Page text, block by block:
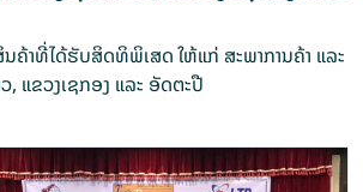
ຄ້າທີ່ໄດ້ຮັບສິດທິພິເສດ ໃຫ້ແກ່ ສະພາການຄ້າ ແລະ
, ແຂວງເຊກອງ ແລະ ອັດຕະປື